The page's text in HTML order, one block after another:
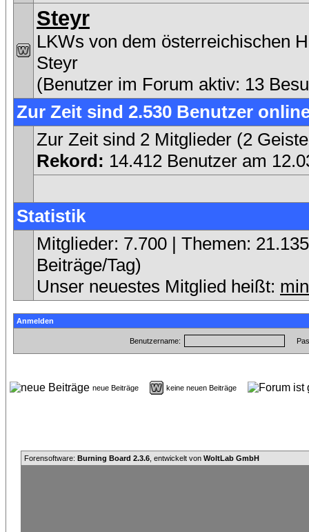
Steyr
LKWs von dem österreichischen
Steyr
(Benutzer im Forum aktiv: 13
Zur Zeit sind 2.530 Benutzer
Zur Zeit sind 2 Mitglieder (2
Rekord: 14.412 Benutzer am
Statistik
Mitglieder: 7.700 | Themen:
Beiträge/Tag)
Unser neuestes Mitglied heißt:
Anmelden
Benutzername:
neue Beiträge keine neuen Beiträge
Forensoftware: Burning Board 2.3.6 , entwickelt von WoltLab GmbH